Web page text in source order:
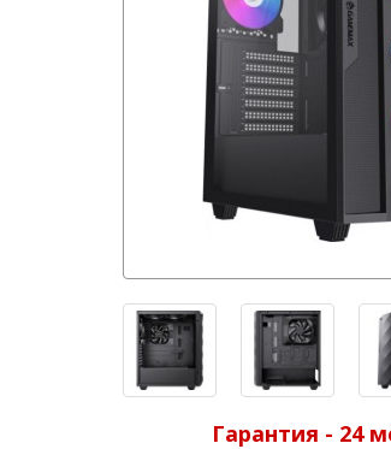
Гарантия - 24